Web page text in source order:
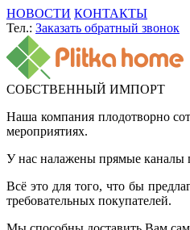
НОВОСТИ КОНТАКТЫ
Тел.: Заказать обратный звонок
СОБСТВЕННЫЙ ИМПОРТ
Наша компания плодотворно
мероприятиях.
У нас налажены прямые каналы
Всё это для того, что бы
требовательных покупателей.